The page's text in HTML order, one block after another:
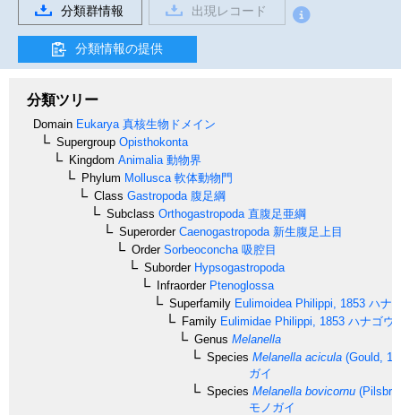
分類群情報
出現レコード
分類情報の提供
分類ツリー
Domain Eukarya 真核生物ドメイン
Supergroup Opisthokonta
Kingdom Animalia 動物界
Phylum Mollusca 軟体動物門
Class Gastropoda 腹足綱
Subclass Orthogastropoda 直腹足亜綱
SuperorderCaenogastropoda 新生腹足上目
OrderSorbeoconcha 吸腔目
SuborderHypsogastropoda
InfraorderPtenoglossa
Superfamily Eulimoidea Philippi, 1853 ハナ
Family Eulimidae Philippi, 1853 ハナゴウ
Genus Melanella
Species Melanella acicula (Gould,
ガイ
Species Melanella bovicornu
モノガイ